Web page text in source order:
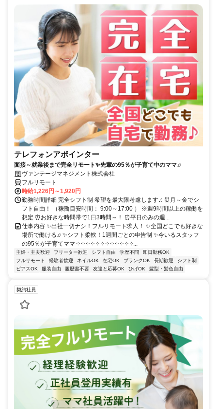
テレフォンアポインター
面接～就業後まで完全リモート✨先輩の95％が子育て中のママ♫
ヴァンテージマネジメント株式会社
フルリモート
時給1,226円～1,920円
勤務時間詳細 完全シフト制 希望を最大限考慮します♫ ⏰月～金でシ
フト自由！ （稼働目安時間： 9:00～17:00 ） ※週9時間以上の稼働を
想定 ⏰お好きな時間帯で1日3時間～！ ⏰平日のみの週...
仕事内容 ✨出社一切ナシ！フルリモート求人！ ✨全国どこでも好きな
場所で働ける♫ ✨シフト柔軟！1週間ごとの申告制 ✨今いるスタッフ
の95％が子育てママ ༶ ༶ ༶ ༶ ༶ ༶ ༶ ༶ ༶ ༶ ༶ ༶...
主婦・主夫歓迎 フリーター歓迎 シフト自由 学歴不問
即日勤務OK
フルリモート
経験者歓迎 ネイルOK 在宅OK ブランクOK 長期歓迎
シフト制
ピアスOK
服装自由 履歴書不要 友達と応募OK ひげOK 髪型・髪色自由
契約社員